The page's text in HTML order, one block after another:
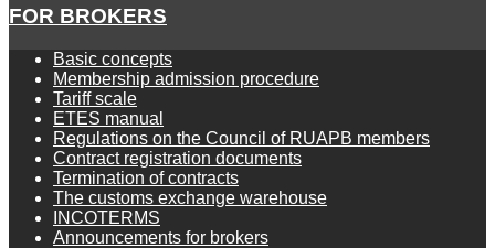
FOR BROKERS
Basic concepts
Membership admission procedure
Tariff scale
ETES manual
Regulations on the Council of RUAPB members
Contract registration documents
Termination of contracts
The customs exchange warehouse
INCOTERMS
Announcements for brokers